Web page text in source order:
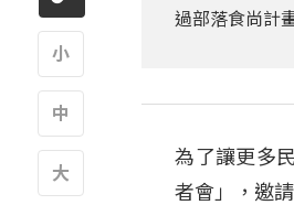
過部落食尚計
為了讓更多
者會」，邀